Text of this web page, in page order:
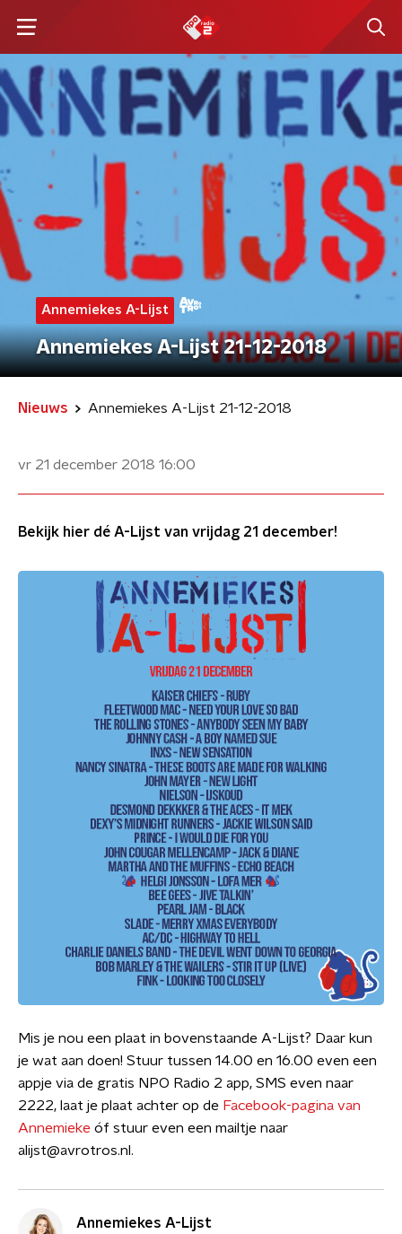
Annemiekes A-Lijst
Annemiekes A-Lijst 21-12-2018
Nieuws Annemiekes A-Lijst 21-12-2018
vr 21 december 2018 16:00
Bekijk hier dé A-Lijst van vrijdag 21 december!
Mis je nou een plaat in bovenstaande A-Lijst? Daar kun
je wat aan doen! Stuur tussen 14.00 en 16.00 even een
appje via de gratis NPO Radio 2 app, SMS even naar
2222, laat je plaat achter op de Facebook-pagina van
Annemieke óf stuur even een mailtje naar
alijst@avrotros.nl.
Annemiekes A-Lijst